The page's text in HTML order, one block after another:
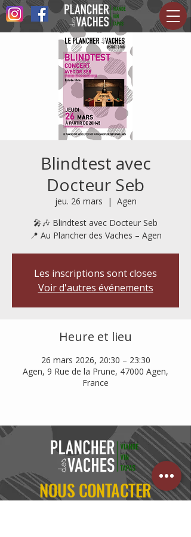
Blindtest avec
Docteur Seb
jeu. 26 mars
  |
Agen
🎤🎶 Blindtest avec Docteur Seb
📍 Au Plancher des Vaches – Agen
Les inscriptions sont closes
Voir d'autres événements
Heure et lieu
26 mars 2026, 20:30 – 23:30
Agen, 9 Rue de la Prune, 47000 Agen,
France
NOUS CONTACTER